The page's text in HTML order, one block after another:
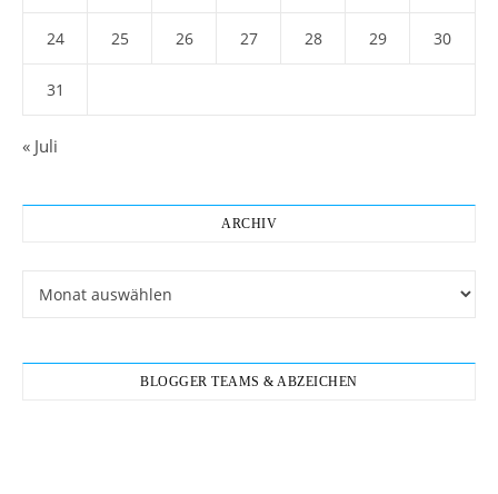
24 25 26 27 28 29 30
31
« Juli
ARCHIV
BLOGGER TEAMS & ABZEICHEN